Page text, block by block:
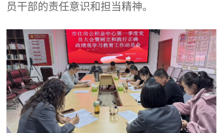
员干部的责任意识和担当精神。